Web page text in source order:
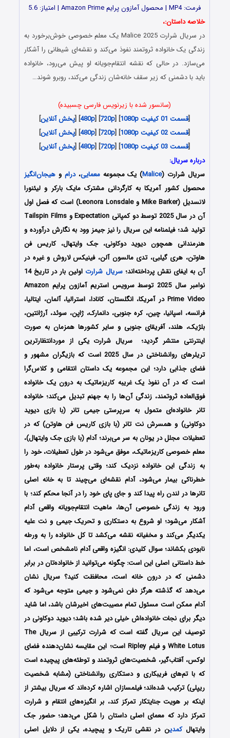
فرمت: MP4 | محصول آمازون پرایم Amazon Prime | امتیاز: 5.6
خلاصه داستان:،
در سریال شرارت Malice 2025 یک معلم خصوصی خوش‌برخورد به
زندگی یک خانواده ثروتمند نفوذ می‌کند و نقشه‌ای شیطانی را آشکار
می‌سازد. در حالی که نقشه انتقام‌جویانه او پیش می‌رود، خانواده
باید با دشمنی که زیر سقف خانه‌شان زندگی می‌کند، روبرو شوند…
(سانسور شده با زیرنویس فارسی چسبیده)
[قسمت 01 کیفیت 1080p ] [
720p
] [
480p
] [پخش آنلاین]
[قسمت 02 کیفیت 1080p ] [
720p
] [
480p
] [پخش آنلاین]
[قسمت 03 کیفیت 1080p ] [
720p
] [
480p
] [پخش آنلاین]
درباره سریال:
سریال شرارت (Malice) یک مجموعهمعمایی،درام و هیجان‌انگیز
محصول کشور آمریکا به کارگردانی مشترک مایک بارکر و لیئنورا
لانسدیل (Mike Barker و Leonora Lonsdale) است که فصل اول
آن در سال 2025 توسط دو کمپانی Expectation و Tailspin Films
تولید شد؛ فیلمنامه این سریال را نیز جیمز وود به نگارش درآورده و
هنرمندانی همچون دیوید دوکاونی، جک وایتهال، کاریس فن
هاوتن، هری گیلبی، تدی مالسون آلن، فینیکس لاروش و غیره در
آن به ایفای نقش پرداخته‌اند؛سریال شرارت
اولین بار در تاریخ 14
نوامبر سال 2025 توسط سرویس استریم آمازون پرایم Amazon
Prime Video در آمریکا، انگلستان، کانادا، استرالیا، آلمان، ایتالیا،
فرانسه، اسپانیا، چین، کره جنوبی، دانمارک، ژاپن، سوئد، آرژانتین،
بلژیک، هلند، آفریقای جنوبی و سایر کشورها همزمان به صورت
اینترنتی منتشر گردید؛ سریال شرارت یکی از موردانتظارترین
تریلرهای روانشناختی در سال 2025 است که بازیگران مشهور و
فضای جذابی دارد؛ این مجموعه یک داستان انتقامی و کلاس‌گرا
است که در آن نفوذ یک غریبه کاریزماتیک به درون یک خانواده
فوق‌العاده ثروتمند، زندگی آن‌ها را به جهنم تبدیل می‌کند؛ خانواده
تانر خانواده‌ای متمول به سرپرستی جیمی تانر (با بازی دیوید
دوکاونی) و همسرش نت تانر (با بازی کاریس فن هاوتن) که در
تعطیلات مجلل در یونان به سر می‌برند؛ آدام (با بازی جک وایتهال)،
معلم خصوصی کاریزماتیک، موفق می‌شود در طول تعطیلات، خود را
به زندگی این خانواده نزدیک کند؛ وقتی پرستار خانواده به‌طور
خطرناکی بیمار می‌شود، آدام نقشه‌ای می‌چیند تا به خانه اصلی
تانرها در لندن راه پیدا کند و جای پای خود را در آنجا محکم کند؛ با
ورود به زندگی خصوصی آن‌ها، ماهیت انتقام‌جویانه واقعی آدام
آشکار می‌شود؛ او شروع به دستکاری و تحریک جیمی و نت علیه
یکدیگر می‌کند و مخفیانه نقشه می‌کشد تا کل خانواده را به ورطه
نابودی بکشاند؛ سوال کلیدی: انگیزه واقعی آدام نامشخص است، اما
خط داستانی اصلی این است: چگونه می‌توانید از خانواده‌تان در برابر
دشمنی که در درون خانه است، محافظت کنید؟ سریال نشان
می‌دهد که گذشته هرگز دفن نمی‌شود و جیمی متوجه می‌شود که
آدام ممکن است مسئول تمام مصیبت‌های اخیرشان باشد، اما شاید
دیگر برای نجات خانواده‌اش خیلی دیر شده باشد؛ دیوید دوکاونی در
توصیف این سریال گفته است که شرارت ترکیبی از سریال The
White Lotus و فیلم Ripley است؛ این مقایسه نشان‌دهنده فضای
لوکس، آفتاب‌گیر، شخصیت‌های ثروتمند و توطئه‌های پیچیده است
که با تم‌های فریبکاری و دستکاری روانشناختی (مشابه شخصیت
ریپلی) ترکیب شده‌اند؛ فیلمسازان اشاره کرده‌اند که سریال بیشتر از
اینکه بر هویت جنایتکار تمرکز کند، بر انگیزه‌های انتقام و شرارت
تمرکز دارد که معمای اصلی داستان را شکل می‌دهد؛ حضور جک
وایتهالکمدین در نقشی تاریک و پیچیده، یکی از دلایل اصلی